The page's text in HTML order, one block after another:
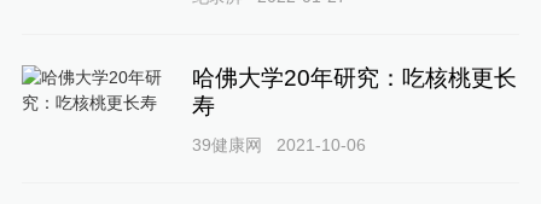
哈佛大学20年研究：吃核桃更长
寿
39健康网 2021-10-06